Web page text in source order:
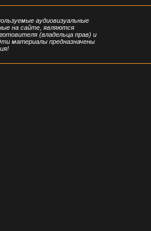
аудиовизуальные
на сайте, являются
(владельца прав) и
материалы предназначены